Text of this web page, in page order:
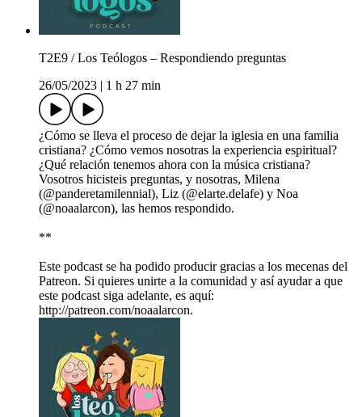
T2E9 / Los Teólogos – Respondiendo preguntas
26/05/2023
1 h 27 min
¿Cómo se lleva el proceso de dejar la iglesia en una familia
cristiana? ¿Cómo vemos nosotras la experiencia espiritual?
¿Qué relación tenemos ahora con la música cristiana?
Vosotros hicisteis preguntas, y nosotras, Milena
(@panderetamilennial), Liz (@elarte.delafe) y Noa
(@noaalarcon), las hemos respondido.
**
Este podcast se ha podido producir gracias a los mecenas del
Patreon. Si quieres unirte a la comunidad y así ayudar a que
este podcast siga adelante, es aquí:
http://patreon.com/noaalarcon.